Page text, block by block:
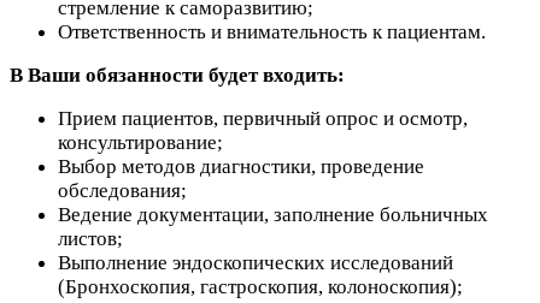
стремление к саморазвитию;
Ответственность и внимательность к пациентам.
В Ваши обязанности будет входить:
Прием пациентов, первичный опрос и осмотр,
консультирование;
Выбор методов диагностики, проведение
обследования;
Ведение документации, заполнение больничных
листов;
Выполнение эндоскопических исследований
(Бронхоскопия, гастроскопия, колоноскопия);